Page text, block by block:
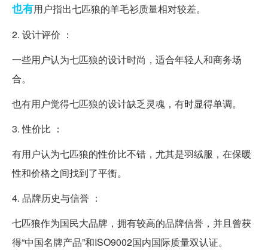
也有用户指出七匹狼的羊毛衫质量相对较差。
2. 设计评价 ：
一些用户认为七匹狼的设计时尚，适合年轻人和商务场
合。
也有用户觉得七匹狼的设计缺乏灵魂，有时显得单调。
3. 性价比 ：
有用户认为七匹狼的性价比不错，尤其是羽绒服，在保暖
性和价格之间找到了平衡。
4. 品牌历史与信誉 ：
七匹狼作为国民大品牌，拥有较高的品牌信誉，并且曾获
得“中国名牌产品”和ISO9002国内国际质量双认证。